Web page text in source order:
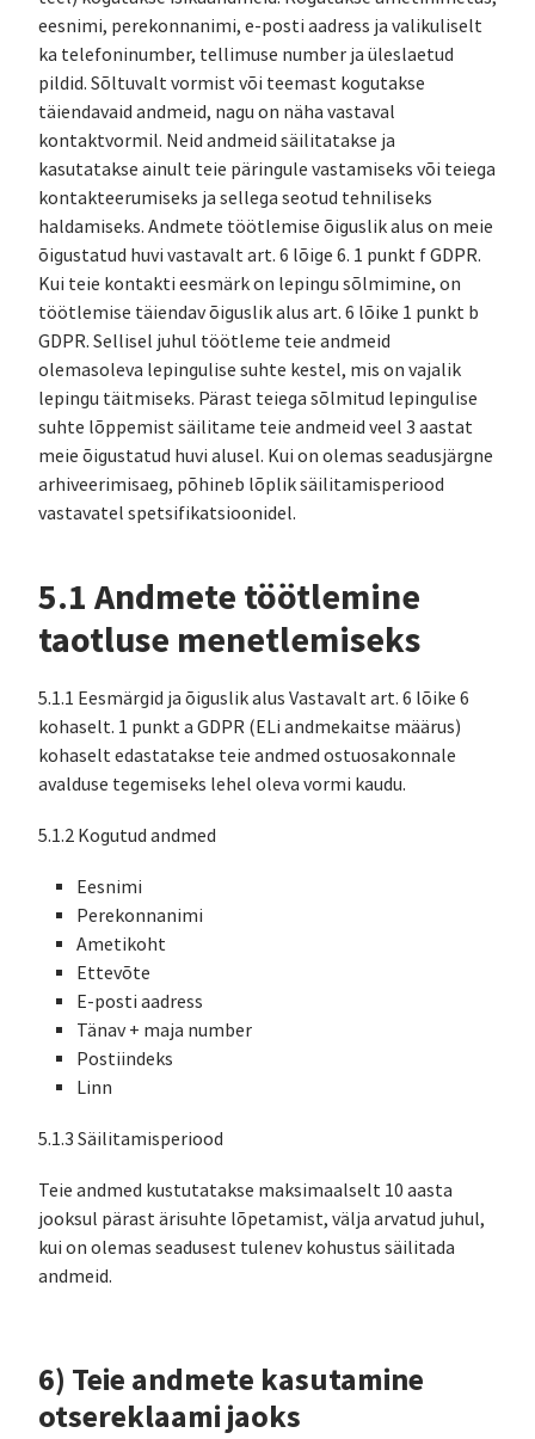
eesnimi, perekonnanimi, e-posti aadress ja valikuliselt
ka telefoninumber, tellimuse number ja üleslaetud
pildid. Sõltuvalt vormist või teemast kogutakse
täiendavaid andmeid, nagu on näha vastaval
kontaktvormil. Neid andmeid säilitatakse ja
kasutatakse ainult teie päringule vastamiseks või teiega
kontakteerumiseks ja sellega seotud tehniliseks
haldamiseks. Andmete töötlemise õiguslik alus on meie
õigustatud huvi vastavalt art. 6 lõige 6. 1 punkt f GDPR.
Kui teie kontakti eesmärk on lepingu sõlmimine, on
töötlemise täiendav õiguslik alus art. 6 lõike 1 punkt b
GDPR. Sellisel juhul töötleme teie andmeid
olemasoleva lepingulise suhte kestel, mis on vajalik
lepingu täitmiseks. Pärast teiega sõlmitud lepingulise
suhte lõppemist säilitame teie andmeid veel 3 aastat
meie õigustatud huvi alusel. Kui on olemas seadusjärgne
arhiveerimisaeg, põhineb lõplik säilitamisperiood
vastavatel spetsifikatsioonidel.
5.1 Andmete töötlemine
taotluse menetlemiseks
5.1.1 Eesmärgid ja õiguslik alus Vastavalt art. 6 lõike 6
kohaselt. 1 punkt a GDPR (ELi andmekaitse määrus)
kohaselt edastatakse teie andmed ostuosakonnale
avalduse tegemiseks lehel oleva vormi kaudu.
5.1.2 Kogutud andmed
Eesnimi
Perekonnanimi
Ametikoht
Ettevõte
E-posti aadress
Tänav + maja number
Postiindeks
Linn
5.1.3 Säilitamisperiood
Teie andmed kustutatakse maksimaalselt 10 aasta
jooksul pärast ärisuhte lõpetamist, välja arvatud juhul,
kui on olemas seadusest tulenev kohustus säilitada
andmeid.
6) Teie andmete kasutamine
otsereklaami jaoks